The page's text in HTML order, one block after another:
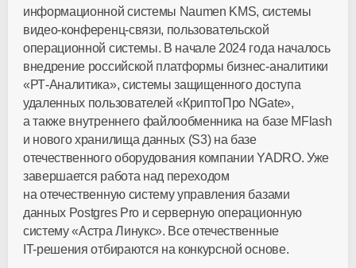
информационной системы Naumen KMS, системы
видео-конференц-связи, пользовательской
операционной системы. В начале 2024 года началось
внедрение российской платформы бизнес-аналитики
«РТ-Аналитика», системы защищенного доступа
удаленных пользователей «КриптоПро NGate»,
а также внутреннего файлообменника на базе MFlash
и нового хранилища данных (S3) на базе
отечественного оборудования компании YADRO. Уже
завершается работа над переходом
на отечественную систему управления базами
данных Postgres Pro и серверную операционную
систему «Астра Линукс». Все отечественные
IT-решения отбираются на конкурсной основе.